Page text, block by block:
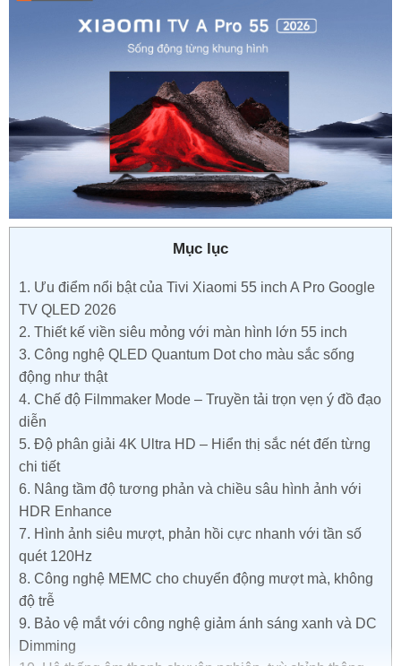
Mục lục
1. Ưu điểm nổi bật của Tivi Xiaomi 55 inch A Pro Google
TV QLED 2026
2. Thiết kế viền siêu mỏng với màn hình lớn 55 inch
3. Công nghệ QLED Quantum Dot cho màu sắc sống
động như thật
4. Chế độ Filmmaker Mode – Truyền tải trọn vẹn ý đồ đạo
diễn
5. Độ phân giải 4K Ultra HD – Hiển thị sắc nét đến từng
chi tiết
6. Nâng tầm độ tương phản và chiều sâu hình ảnh với
HDR Enhance
7. Hình ảnh siêu mượt, phản hồi cực nhanh với tần số
quét 120Hz
8. Công nghệ MEMC cho chuyển động mượt mà, không
độ trễ
9. Bảo vệ mắt với công nghệ giảm ánh sáng xanh và DC
Dimming